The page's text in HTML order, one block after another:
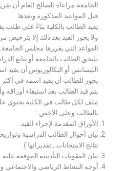
الجامعة مراعاة للصالح العام أن يقرر
قبل المواعيد المذكورة وبعدها.
يقيد الطالب بالكلية بناءً على طلب
ولا يجوز القيد بعد ذلك إلا
القواعد التي يقررها مجلس الجامعة.
يلتحق الطالب بالجامعة أو يتابع
الليسانس أو البكالوريوس أن يقيد
يجوز للطالب أن يقيد اسمه في
يتم قيد الطالب بعد استيفاء أوراقه
ملف لكل طالب في الكلية يحتوي
بالطالب وعلى الأخص :
الأوراق المقدمة لإجراء القيد.
بيان أحوال الطالب الدراسية
نتائح الامتحانات ـ تقديراتها ).
بيان العقوبات التأديبية الموقعة عليه.
أوجه النشاط الرياضي والاجتماعي